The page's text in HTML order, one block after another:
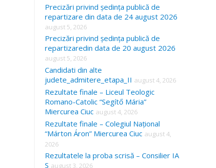
Precizări privind ședința publică de
repartizare din data de 24 august 2026
august 5, 2026
Precizări privind ședința publică de
repartizaredin data de 20 august 2026
august 5, 2026
Candidati din alte
judete_admitere_etapa_II august 4, 2026
Rezultate finale – Liceul Teologic
Romano-Catolic “Segítő Mária”
Miercurea Ciuc august 4, 2026
Rezultate finale – Colegiul Național
“Márton Áron” Miercurea Ciuc august 4,
2026
Rezultatele la proba scrisă – Consilier IA
S august 3, 2026